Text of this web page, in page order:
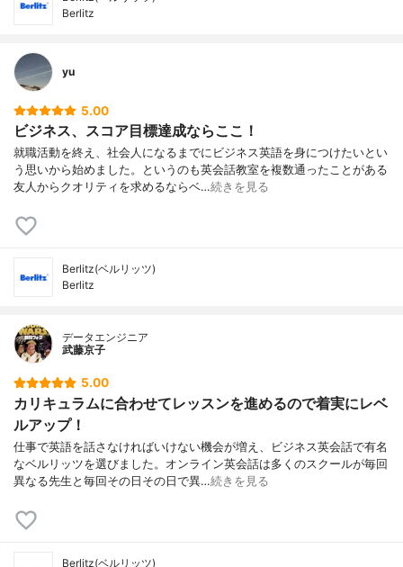
Berlitz
yu
5.00
ビジネス、スコア目標達成ならここ！
就職活動を終え、社会人になるまでにビジネス英語を身につけたいとい
う思いから始めました。というのも英会話教室を複数通ったことがある
友人からクオリティを求めるならベ…続きを見る
Berlitz(ベルリッツ)
Berlitz
データエンジニア
武藤京子
5.00
カリキュラムに合わせてレッスンを進めるので着実にレベ
ルアップ！
仕事で英語を話さなければいけない機会が増え、ビジネス英会話で有名
なベルリッツを選びました。オンライン英会話は多くのスクールが毎回
異なる先生と毎回その日その日で異…続きを見る
Berlitz(ベルリッツ)